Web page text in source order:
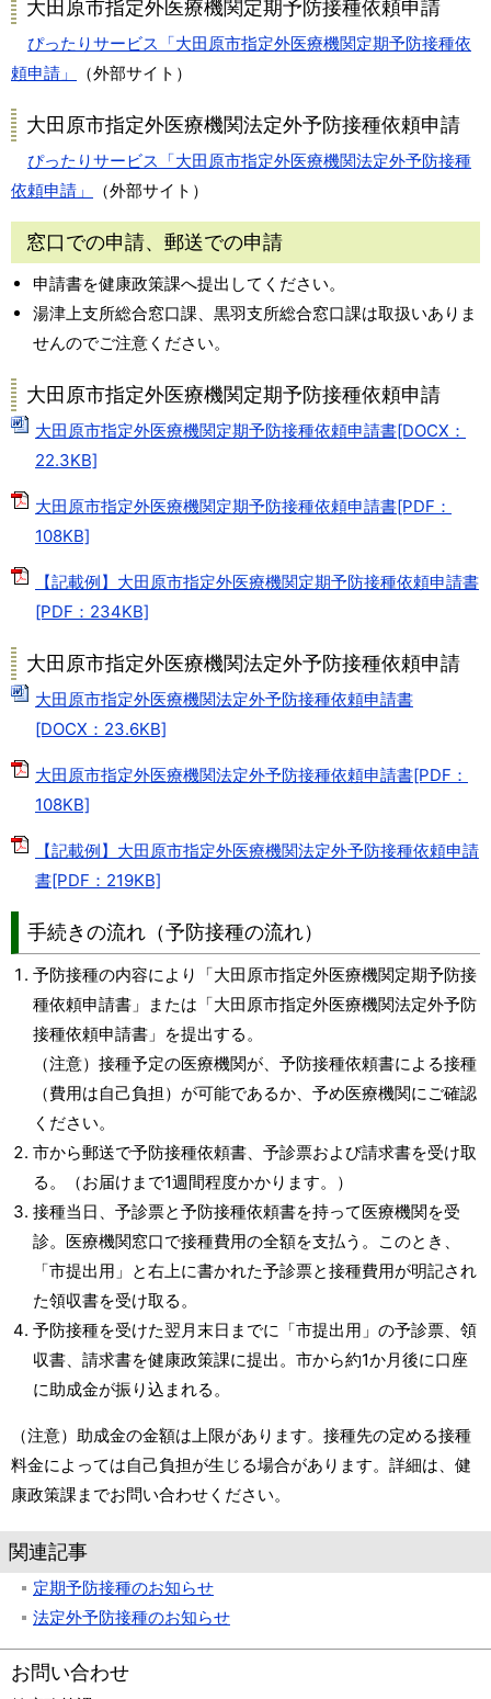
大田原市指定外医療機関定期予防接種依頼申請
ぴったりサービス「大田原市指定外医療機関定期予防接種依
頼申請」
（外部サイト）
大田原市指定外医療機関法定外予防接種依頼申請
ぴったりサービス「大田原市指定外医療機関法定外予防接種
依頼申請」
（外部サイト）
窓口での申請、郵送での申請
申請書を健康政策課へ提出してください。
湯津上支所総合窓口課、黒羽支所総合窓口課は取扱いありま
せんのでご注意ください。
大田原市指定外医療機関定期予防接種依頼申請
大田原市指定外医療機関定期予防接種依頼申請書[DOCX：
22.3KB]
大田原市指定外医療機関定期予防接種依頼申請書[PDF：
108KB]
【記載例】大田原市指定外医療機関定期予防接種依頼申請書
[PDF：234KB]
大田原市指定外医療機関法定外予防接種依頼申請
大田原市指定外医療機関法定外予防接種依頼申請書
[DOCX：23.6KB]
大田原市指定外医療機関法定外予防接種依頼申請書[PDF：
108KB]
【記載例】大田原市指定外医療機関法定外予防接種依頼申請
書[PDF：219KB]
手続きの流れ（予防接種の流れ）
予防接種の内容により「大田原市指定外医療機関定期予防接
種依頼申請書」または「大田原市指定外医療機関法定外予防
接種依頼申請書」を提出する。
（注意）接種予定の医療機関が、予防接種依頼書による接種
（費用は自己負担）が可能であるか、予め医療機関にご確認
ください。
市から郵送で予防接種依頼書、予診票および請求書を受け取
る。（お届けまで1週間程度かかります。）
接種当日、予診票と予防接種依頼書を持って医療機関を受
診。医療機関窓口で接種費用の全額を支払う。このとき、
「市提出用」と右上に書かれた予診票と接種費用が明記され
た領収書を受け取る。
予防接種を受けた翌月末日までに「市提出用」の予診票、領
収書、請求書を健康政策課に提出。市から約1か月後に口座
に助成金が振り込まれる。
（注意）助成金の金額は上限があります。接種先の定める接種
料金によっては自己負担が生じる場合があります。詳細は、健
康政策課までお問い合わせください。
関連記事
定期予防接種のお知らせ
法定外予防接種のお知らせ
お問い合わせ